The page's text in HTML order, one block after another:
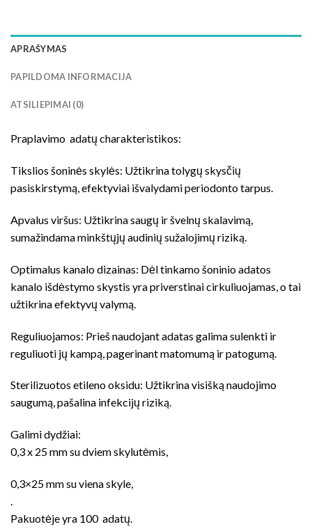
APRAŠYMAS
PAPILDOMA INFORMACIJA
ATSILIEPIMAI (0)
Praplavimo adatų charakteristikos:
Tikslios šoninės skylės: Užtikrina tolygų skysčių
pasiskirstymą, efektyviai išvalydami periodonto tarpus.
Apvalus viršus: Užtikrina saugų ir švelnų skalavimą,
sumažindama minkštųjų audinių sužalojimų riziką.
Optimalus kanalo dizainas: Dėl tinkamo šoninio adatos
kanalo išdėstymo skystis yra priverstinai cirkuliuojamas, o tai
užtikrina efektyvų valymą.
Reguliuojamos: Prieš naudojant adatas galima sulenkti ir
reguliuoti jų kampą, pagerinant matomumą ir patogumą.
Sterilizuotos etileno oksidu: Užtikrina visišką naudojimo
saugumą, pašalina infekcijų riziką.
Galimi dydžiai:
0,3 x 25 mm su dviem skylutėmis,
0,3×25 mm su viena skyle,
.
Pakuotėje yra 100 adatų.